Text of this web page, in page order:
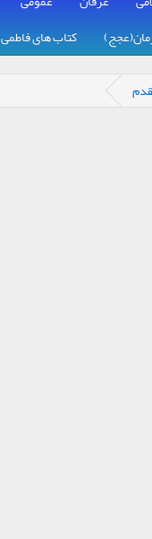
کتاب های فاطمی